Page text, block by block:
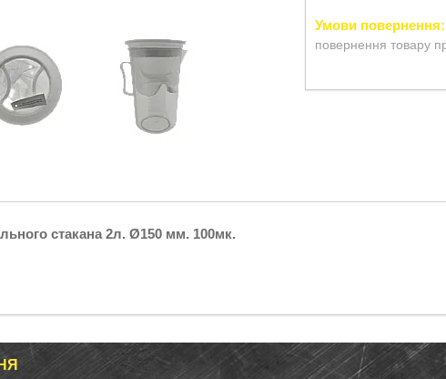
повернення товару
стакана 2л. Ø150 мм. 100мк.